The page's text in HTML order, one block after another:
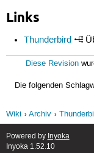
Links
Thunderbird
Diese Revision
Die folgenden
Wiki
Archiv
Powered by Inyoka
Inyoka 1.52.10